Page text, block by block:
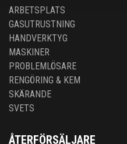
ARBETSPLATS
GASUTRUSTNING
HANDVERKTYG
MASKINER
PROBLEMLÖSARE
RENGÖRING & KEM
SKÄRANDE
SVETS
ÅTERFÖRSÄLJARE